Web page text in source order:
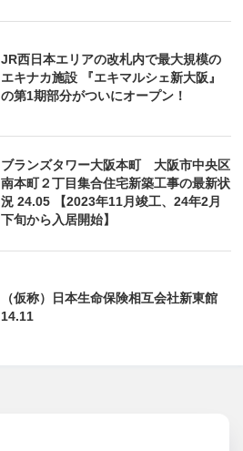
JR西日本エリアの改札内で最大規模の
エキナカ施設 『エキマルシェ新大阪』
の第1期部分がついにオープン！
ブランズタワー大阪本町 大阪市中央区
南本町２丁目集合住宅新築工事の最新状
況 24.05 【2023年11月竣工、24年2月
下旬から入居開始】
（仮称）日本生命保険相互会社新東館
14.11